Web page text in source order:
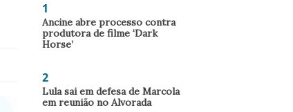
1
Ancine abre processo contra
produtora de filme ‘Dark
Horse’
2
Lula sai em defesa de Marcola
em reunião no Alvorada